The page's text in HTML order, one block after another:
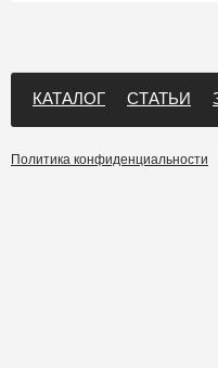
КАТАЛОГ СТАТЬИ
Политика конфиденциальности